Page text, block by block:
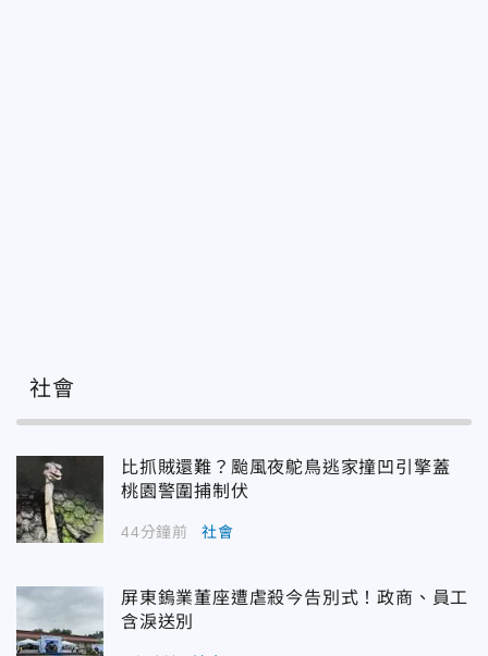
社會
比抓賊還難？颱風夜鴕鳥逃家撞凹引擎蓋
桃園警圍捕制伏
44分鐘前 社會
屏東鎢業董座遭虐殺今告別式！政商、員工
含淚送別